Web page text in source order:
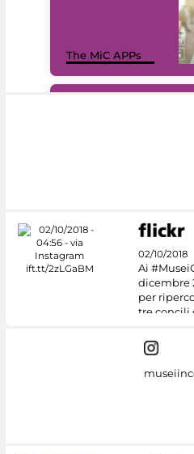
The MiC APPs
02/10/2018
Ai
dicembre
per
tre concili